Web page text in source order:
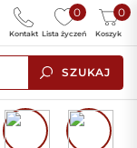
SZUKAJ
0
Lista życzeń
0
Koszyk
Kontakt